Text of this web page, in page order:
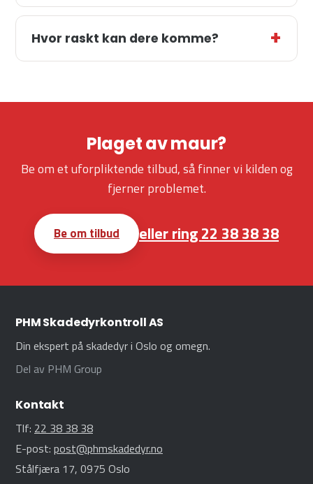
Hvor raskt kan dere komme?
Plaget av maur?
Be om et uforpliktende tilbud, så finner vi kilden og
fjerner problemet.
Be om tilbud eller ring 22 38 38 38
PHM Skadedyrkontroll AS
Din ekspert på skadedyr i Oslo og omegn.
Del av PHM Group
Kontakt
Tlf: 22 38 38 38
E-post: post@phmskadedyr.no
Stålfjæra 17, 0975 Oslo